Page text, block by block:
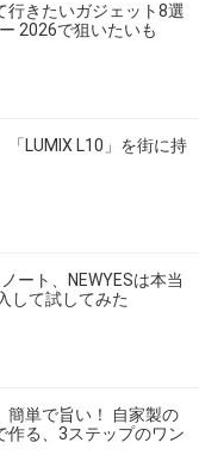
行きたいガジェット8選
2026で狙いたいも
LUMIX L10」を街に持
ート、NEWYESは本当
して試してみた
簡単で旨い！ 自家製の
作る、3ステップのワン